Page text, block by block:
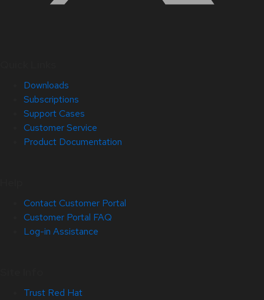
Downloads
Subscriptions
Support Cases
Customer Service
Product Documentation
Contact Customer Portal
Customer Portal FAQ
Log-in Assistance
Trust Red Hat